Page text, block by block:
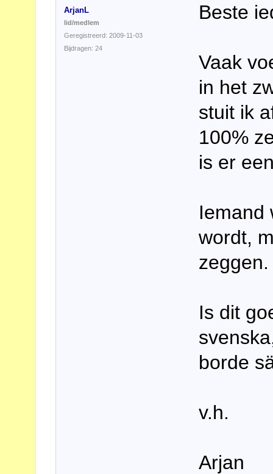
ArjanL
lid/medlem
Geregistreerd: 2009-11-03
Bijdragen: 24
Beste
Vaak
in het
stuit ik
100%
is er
Iemand
wordt,
zeggen.
Is dit
borde
v.h.
Arjan